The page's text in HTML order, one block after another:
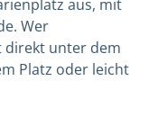
aus, mit
Wer
unter dem
Platz oder leicht